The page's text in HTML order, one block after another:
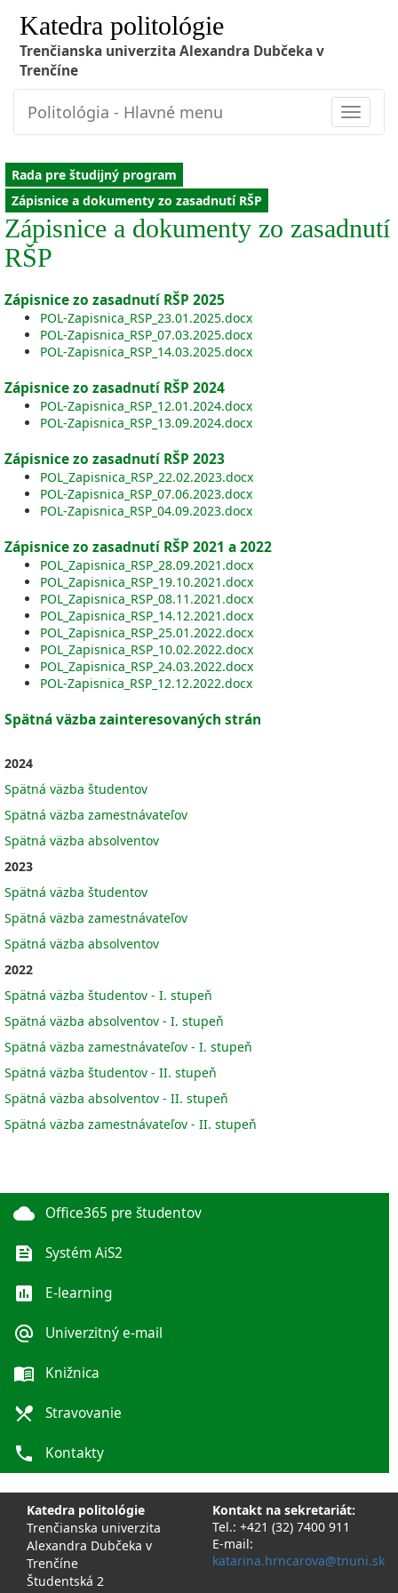
Katedra politológie
Trenčianska univerzita Alexandra Dubčeka v
Trenčíne
Toggle
Politológia - Hlavné menu
Rada pre študijný program
Zápisnice a dokumenty zo zasadnutí RŠP
Zápisnice a dokumenty zo zasadnutí
RŠP
Zápisnice zo zasadnutí RŠP 2025
POL-Zapisnica_RSP_23.01.2025.docx
POL-Zapisnica_RSP_07.03.2025.docx
POL-Zapisnica_RSP_14.03.2025.docx
Zápisnice zo zasadnutí RŠP 2024
POL-Zapisnica_RSP_12.01.2024.docx
POL-Zapisnica_RSP_13.09.2024.docx
Zápisnice zo zasadnutí RŠP 2023
POL_Zapisnica_RSP_22.02.2023.docx
POL-Zapisnica_RSP_07.06.2023.docx
POL-Zapisnica_RSP_04.09.2023.docx
Zápisnice zo zasadnutí RŠP 2021 a 2022
POL_Zapisnica_RSP_28.09.2021.docx
POL_Zapisnica_RSP_19.10.2021.docx
POL_Zapisnica_RSP_08.11.2021.docx
POL_Zapisnica_RSP_14.12.2021.docx
POL_Zapisnica_RSP_25.01.2022.docx
POL_Zapisnica_RSP_10.02.2022.docx
POL_Zapisnica_RSP_24.03.2022.docx
POL-Zapisnica_RSP_12.12.2022.docx
Spätná väzba zainteresovaných strán
2024
Spätná väzba študentov
Spätná väzba zamestnávateľov
Spätná väzba absolventov
2023
Spätná väzba študentov
Spätná väzba zamestnávateľov
Spätná väzba absolventov
2022
Spätná väzba študentov - I. stupeň
Spätná väzba absolventov - I. stupeň
Spätná väzba zamestnávateľov - I. stupeň
Spätná väzba študentov - II. stupeň
Spätná väzba absolventov - II. stupeň
Spätná väzba zamestnávateľov - II. stupeň
cloud Office365 pre študentov
feed Systém AiS2
poll E-learning
alternate_email Univerzitný e-mail
menu_book Knižnica
local_dining Stravovanie
phone Kontakty
Katedra politológie
Trenčianska univerzita
Alexandra Dubčeka v
Trenčíne
Študentská 2
Kontakt na sekretariát:
Tel.: +421 (32) 7400 911
E-mail:
katarina.hrncarova@tnuni.sk